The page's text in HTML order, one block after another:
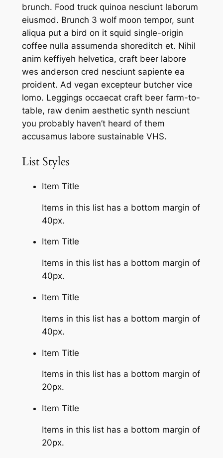
brunch. Food truck quinoa nesciunt laborum
eiusmod. Brunch 3 wolf moon tempor, sunt
aliqua put a bird on it squid single-origin
coffee nulla assumenda shoreditch et. Nihil
anim keffiyeh helvetica, craft beer labore
wes anderson cred nesciunt sapiente ea
proident. Ad vegan excepteur butcher vice
lomo. Leggings occaecat craft beer farm-to-
table, raw denim aesthetic synth nesciunt
you probably haven’t heard of them
accusamus labore sustainable VHS.
List Styles
Item Title
Items in this list has a bottom margin of
40px.
Item Title
Items in this list has a bottom margin of
40px.
Item Title
Items in this list has a bottom margin of
40px.
Item Title
Items in this list has a bottom margin of
20px.
Item Title
Items in this list has a bottom margin of
20px.